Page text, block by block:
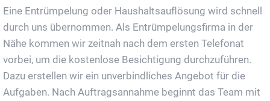
Eine Entrümpelung oder Haushaltsauflösung wird schnell
durch uns übernommen. Als Entrümpelungsfirma in der
Nähe kommen wir zeitnah nach dem ersten Telefonat
vorbei, um die kostenlose Besichtigung durchzuführen.
Dazu erstellen wir ein unverbindliches Angebot für die
Aufgaben. Nach Auftragsannahme beginnt das Team mit